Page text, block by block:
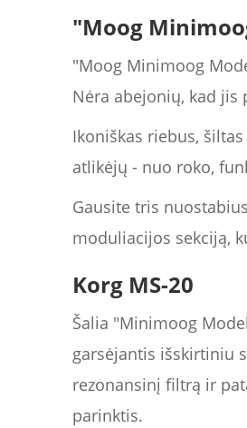
"Moog
"Moog Minimoog
Nėra abejonių, kad
Ikoniškas riebus,
atlikėjų - nuo roko,
Gausite tris
moduliacijos sekciją,
Korg MS-20
Šalia "Minimoog
garsėjantis išskirtiniu
rezonansinį filtrą ir
parinktis.